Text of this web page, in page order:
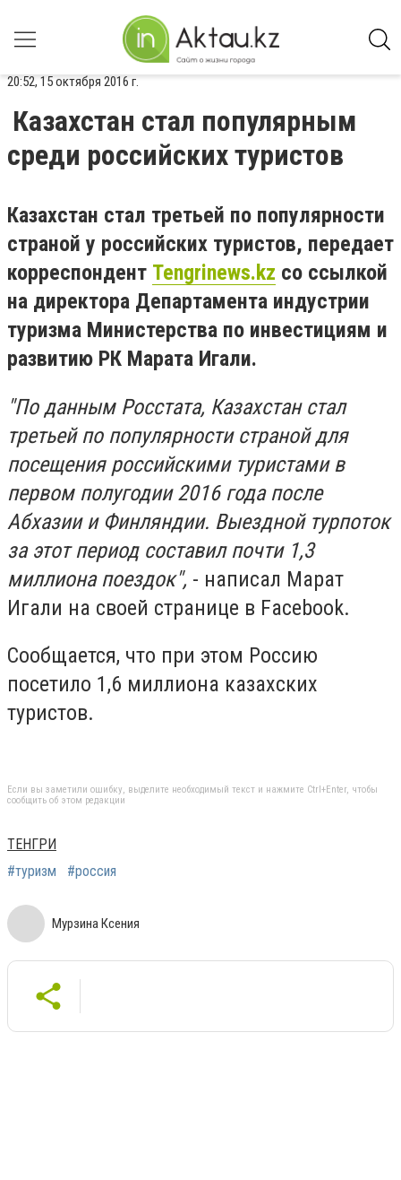
20:52, 15 октября 2016 г.
Казахстан стал популярным
среди российских туристов
Казахстан стал третьей по популярности
страной у российских туристов, передает
корреспондент Tengrinews.kz со ссылкой
на директора Департамента индустрии
туризма Министерства по инвестициям и
развитию РК Марата Игали.
"По данным Росстата, Казахстан стал
третьей по популярности страной для
посещения российскими туристами в
первом полугодии 2016 года после
Абхазии и Финляндии. Выездной турпоток
за этот период составил почти 1,3
миллиона поездок", - написал Марат
Игали на своей странице в Facebook.
Сообщается, что при этом Россию
посетило 1,6 миллиона казахских
туристов.
Если вы заметили ошибку, выделите необходимый текст и нажмите Ctrl+Enter, чтобы
сообщить об этом редакции
ТЕНГРИ
#туризм
#россия
Мурзина Ксения